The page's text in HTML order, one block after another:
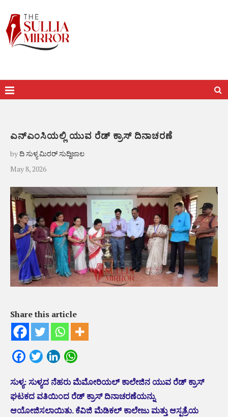
ಎನ್‌ಎಂಸಿಯಲ್ಲಿ ಯುವ ರೆಡ್ ಕ್ರಾಸ್ ದಿನಾಚರಣೆ
byದಿ ಸುಳ್ಯ ಮಿರರ್ ಸುದ್ದಿಜಾಲ
May 8, 2026
Share this article
FacebookTwitterLinkedIn
ಸುಳ್ಯ: ಸುಳ್ಯದ ನೆಹರು ಮೆಮೋರಿಯಲ್ ಕಾಲೇಜಿನ ಯುವ ರೆಡ್ ಕ್ರಾಸ್
ಘಟಕದ ವತಿಯಿಂದ ರೆಡ್ ಕ್ರಾಸ್ ದಿನಾಚರಣೆಯನ್ನು
ಆಯೋಜಿಸಲಾಯಿತು. ಕೆವಿಜಿ ಮೆಡಿಕಲ್ ಕಾಲೇಜು ಮತ್ತು ಆಸ್ಪತ್ರೆಯ